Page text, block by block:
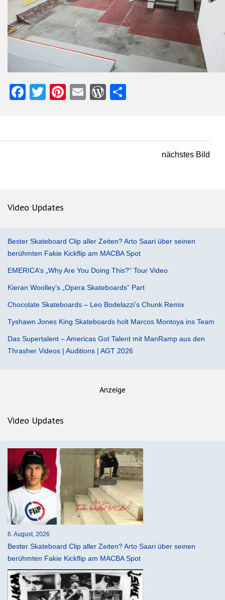
Facebook
TwitterPinterest
EmailWordPress
nächstes Bild
Video Updates
Bester Skateboard Clip aller Zeiten? Arto Saari über seinen
berühmten Fakie Kickflip am MACBA Spot
EMERICA’s „Why Are You Doing This?“ Tour Video
Kieran Woolley’s „Opera Skateboards“ Part
Chocolate Skateboards – Leo Bodelazzi’s Chunk Remix
Tyshawn Jones King Skateboards holt Marcos Montoya ins Team
Das Supertalent – Americas Got Talent mit ManRamp aus den
Thrasher Videos | Auditions | AGT 2026
Anzeige
Video Updates
6. August, 2026
Bester Skateboard Clip aller Zeiten? Arto Saari über seinen
berühmten Fakie Kickflip am MACBA Spot